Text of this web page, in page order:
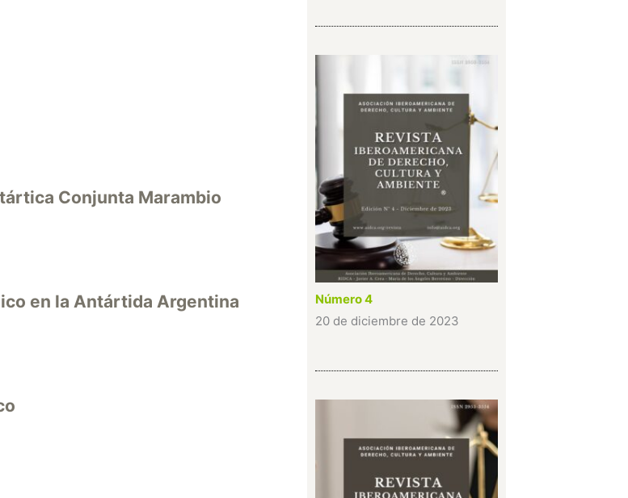
Conjunta Marambio
en la Antártida Argentina
Número 4
20 de diciembre de 2023